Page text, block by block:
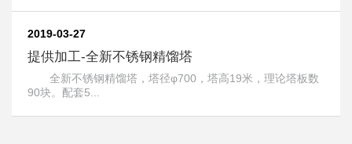
2019-03-27
提供加工-全新不锈钢精馏塔
全新不锈钢精馏塔，塔径φ700，塔高19米，理论塔板数
90块。配套5...